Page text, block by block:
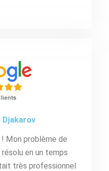
Djakarov
Mon problème de
en un temps
très professionnel